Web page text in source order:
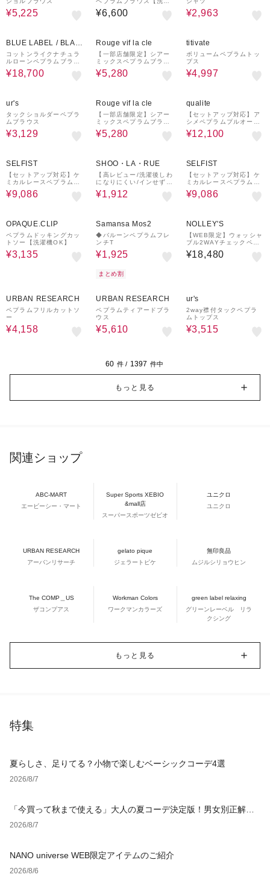
¥5,225
機OK】
¥6,600 ¥2,963
BLUE LABEL / BLAC
K LABEL CRESTBRI
DGE
コットンライクナチュラ
ルローンペプラムブラウ
ス
¥18,700
Rouge vif la cle
【一部店舗限定】シアー
ミックスペプラムブラウ
ス
¥5,280
titivate
ボリュームペプラムトッ
プス
¥4,997
ur's
タックショルダーペプラ
ムブラウス
¥3,129
Rouge vif la cle
【一部店舗限定】シアー
ミックスペプラムブラウ
ス
¥5,280
qualite
【セットアップ対応】ア
シメペプラムプルオーバ
ー
¥12,100
SELFIST
【セットアップ対応】ケ
ミカルレースペプラムブ
ラウス
¥9,086
SHOO・LA・RUE
【高レビュー/洗濯後しわ
になりにくい/インせず着
られる】自然に体型カバ
ー 麻調ペプラムブラウス
¥1,912
SELFIST
【セットアップ対応】ケ
ミカルレースペプラムブ
ラウス
¥9,086
OPAQUE.CLIP
ペプラムドッキングカッ
トソー【洗濯機OK】
¥3,135
Samansa Mos2
◆バルーンペプラムフレ
ンチT
¥1,925
まとめ割
NOLLEY'S
【WEB限定】ウォッシャ
ブル2WAYチェックペプ
ラムフリルブラウス
¥18,480
URBAN RESEARCH
ペプラムフリルカットソ
ー
¥4,158
URBAN RESEARCH
ペプラムティアードブラ
ウス
¥5,610
ur's
2way襟付タックペプラ
ムトップス
¥3,515
60 件 / 1397 件中
もっと見る
関連ショップ
ABC-MART
エービーシー・マート
Super Sports XEBIO
&mall店
スーパースポーツゼビオ
ユニクロ
ユニクロ
URBAN RESEARCH
アーバンリサーチ
gelato pique
ジェラートピケ
無印良品
ムジルシリョウヒン
The COMP＿US
ザコンプアス
Workman Colors
ワークマンカラーズ
green label relaxing
グリーンレーベル リラ
クシング
もっと見る
特集
夏らしさ、足りてる？小物で楽しむベーシックコーデ4選
2026/8/7
「今買って秋まで使える」大人の夏コーデ決定版！男女別正解ス
タイルとNGな着こなし
2026/8/7
NANO universe WEB限定アイテムのご紹介
2026/8/6